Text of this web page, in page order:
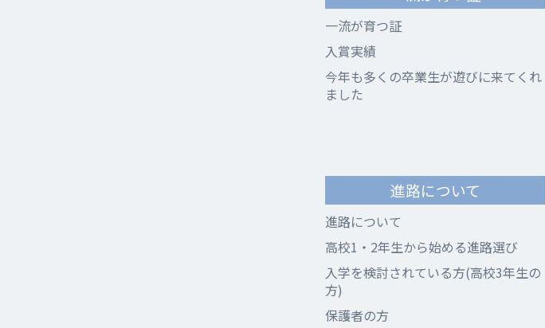
一流が育つ証
入賞実績
今年も多くの卒業生が遊びに来てくれ
ました
進路について
進路について
高校1・2年生から始める進路選び
入学を検討されている方(高校3年生の
方)
保護者の方